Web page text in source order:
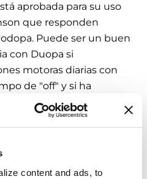
content and ads, to
aprobada para su uso
que responden
Puede ser un buen
con Duopa si
motoras diarias con
de "off" y si ha
controlar las
otro tipo de
B.